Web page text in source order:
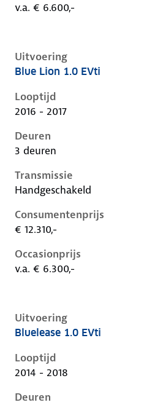
v.a. € 6.600,-
Uitvoering
Peugeot 108 i, 1.0 evti, 50 kW,
Blue Lion 1.0 EVti
Looptijd
2016 - 2017
Deuren
3 deuren
Transmissie
Handgeschakeld
Consumentenprijs
€ 12.310,-
Occasionprijs
v.a. € 6.300,-
Uitvoering
Peugeot 108 i, 1.0 evti, 50 kW,
Bluelease 1.0 EVti
Looptijd
2014 - 2018
Deuren